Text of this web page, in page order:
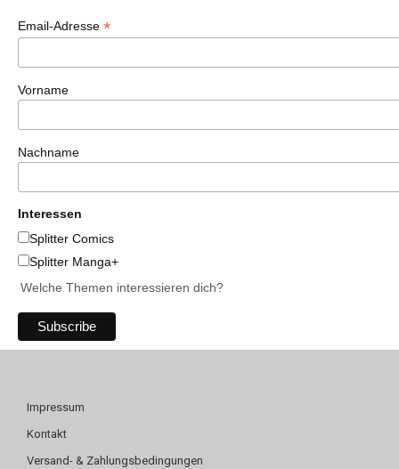
Email-Adresse *
Vorname
Nachname
Interessen
Splitter Comics
Splitter Manga+
Welche Themen interessieren dich?
Impressum
Kontakt
Versand- & Zahlungsbedingungen